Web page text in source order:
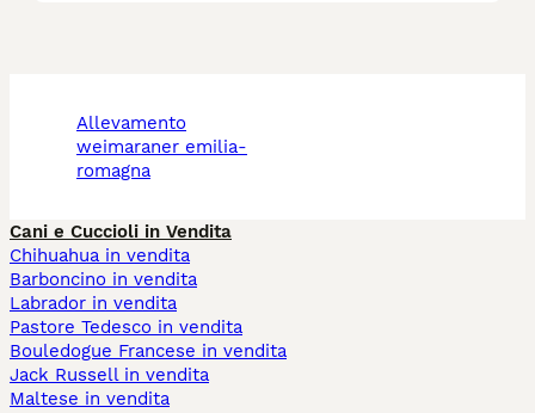
allevamento
weimaraner emilia-
romagna
Cani e Cuccioli in Vendita
Chihuahua in vendita
Barboncino in vendita
Labrador in vendita
Pastore Tedesco in vendita
Bouledogue Francese in vendita
Jack Russell in vendita
Maltese in vendita